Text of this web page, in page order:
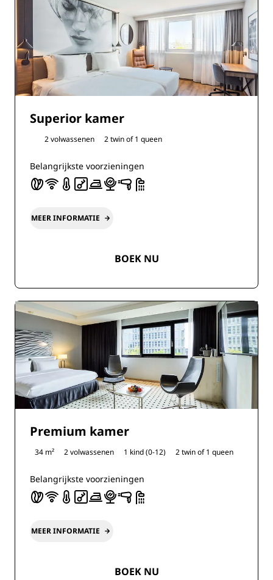
Superior kamer
2 volwassenen 2 twin of1 queen
Belangrijkste voorzieningen
MEER INFORMATIE
BOEK NU
Premium kamer
34 m² 2 volwassenen 1 kind (0-12) 2 twin of1 queen
Belangrijkste voorzieningen
MEER INFORMATIE
BOEK NU